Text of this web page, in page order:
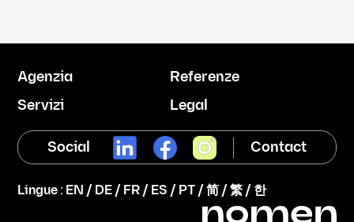
Agenzia
Servizi
Referenze
Legal
Social Contact
Lingue : EN / DE / FR / ES / PT /简 /繁 / 한